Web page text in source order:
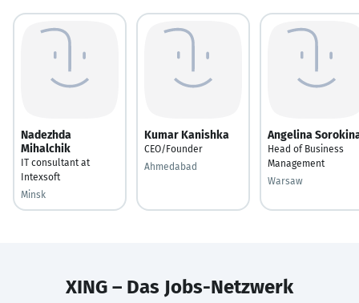
Nadezhda
Mihalchik
IT consultant at
Intexsoft
Minsk
Kumar Kanishka
CEO/Founder
Ahmedabad
Angelina
Head of Business
Management
Warsaw
XING – Das Jobs-Netzwerk